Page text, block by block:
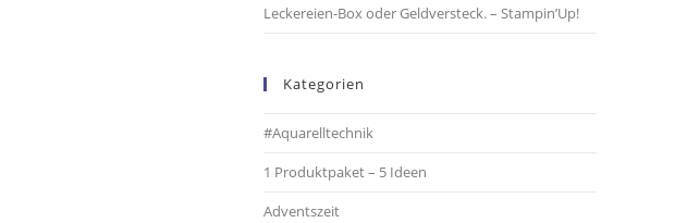
Leckereien-Box oder Geldversteck. – Stampin’Up!
Kategorien
#Aquarelltechnik
1 Produktpaket – 5 Ideen
Adventszeit